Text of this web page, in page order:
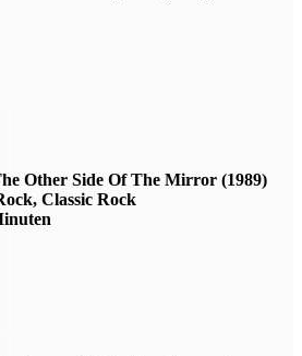
Other Side Of The Mirror (1989)
Classic Rock